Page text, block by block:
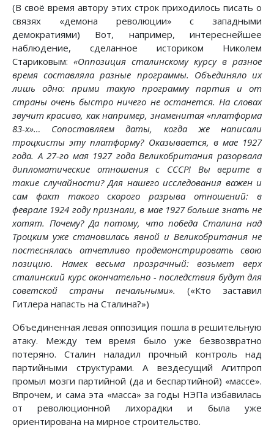
(В своё время автору этих строк приходилось писать о
связях «демона революции» с западными
демократиями) Вот, например, интереснейшее
наблюдение, сделанное историком Николем
Стариковым: «Оппозиция сталинскому курсу в разное
время составляла разные программы. Объединяло их
лишь одно: прими такую программу партия и от
страны очень быстро ничего не останется. На словах
звучит красиво, как например, знаменитая «платформа
83-х»… Сопоставляем даты, когда же написали
троцкисты эту платформу? Оказывается, в мае 1927
года. А 27-го мая 1927 года Великобритания разорвала
дипломатические отношения с СССР! Вы верите в
такие случайности? Для нашего исследования важен и
сам факт такого скорого разрыва отношений: в
феврале 1924 году признали, в мае 1927 больше знать не
хотят. Почему? Да потому, что победа Сталина над
Троцким уже становилась явной и Великобритания не
постеснялась отчетливо продемонстрировать свою
позицию. Намек весьма прозрачный: возьмет верх
сталинский курс окончательно - последствия будут для
советской страны печальными». («Кто заставил
Гитлера напасть на Сталина?»)
Объединенная левая оппозиция пошла в решительную
атаку. Между тем время было уже безвозвратно
потеряно. Сталин наладил прочный контроль над
партийными структурами. А вездесущий Агитпроп
промыл мозги партийной (да и беспартийной) «массе».
Впрочем, и сама эта «масса» за годы НЭПа избавилась
от революционной лихорадки и была уже
ориентирована на мирное строительство.